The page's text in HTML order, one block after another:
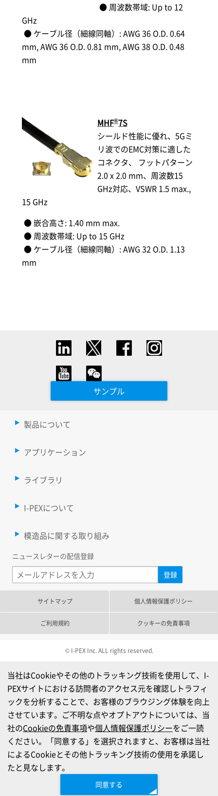
● 周波数帯域: Up to 12
GHz
● ケーブル径（細線同軸）: AWG 36 O.D. 0.64
mm, AWG 36 O.D. 0.81 mm, AWG 38 O.D. 0.48
mm
MHF®7S
シールド性能に優れ、5Gミ
リ波でのEMC対策に適した
コネクタ、 フットパターン
2.0 x 2.0 mm、周波数15
GHz対応、VSWR 1.5 max.,
15 GHz
● 嵌合高さ: 1.40 mm max.
● 周波数帯域: Up to 15 GHz
● ケーブル径（細線同軸）: AWG 32 O.D. 1.13
mm
サンプル
製品について
アプリケーション
ライブラリ
I-PEXについて
模造品に関する取り組み
ニュースレターの配信登録
サイトマップ 個人情報保護ポリシー
ご利用規約 クッキーの免責事項
© I-PEX Inc. ALL rights reserved.
当社はCookieやその他のトラッキング技術を使用して、I-
PEXサイトにおける訪問者のアクセス元を確認しトラフィ
ックを分析することで、お客様のブラウジング体験を向上
させています。ご不明な点やオプトアウトについては、当
社のCookieの免責事項や個人情報保護ポリシーをご一読
ください。「同意する」を選択されますと、お客様は当社
によるCookieとその他トラッキング技術の使用を承諾し
たと見なします。
同意する